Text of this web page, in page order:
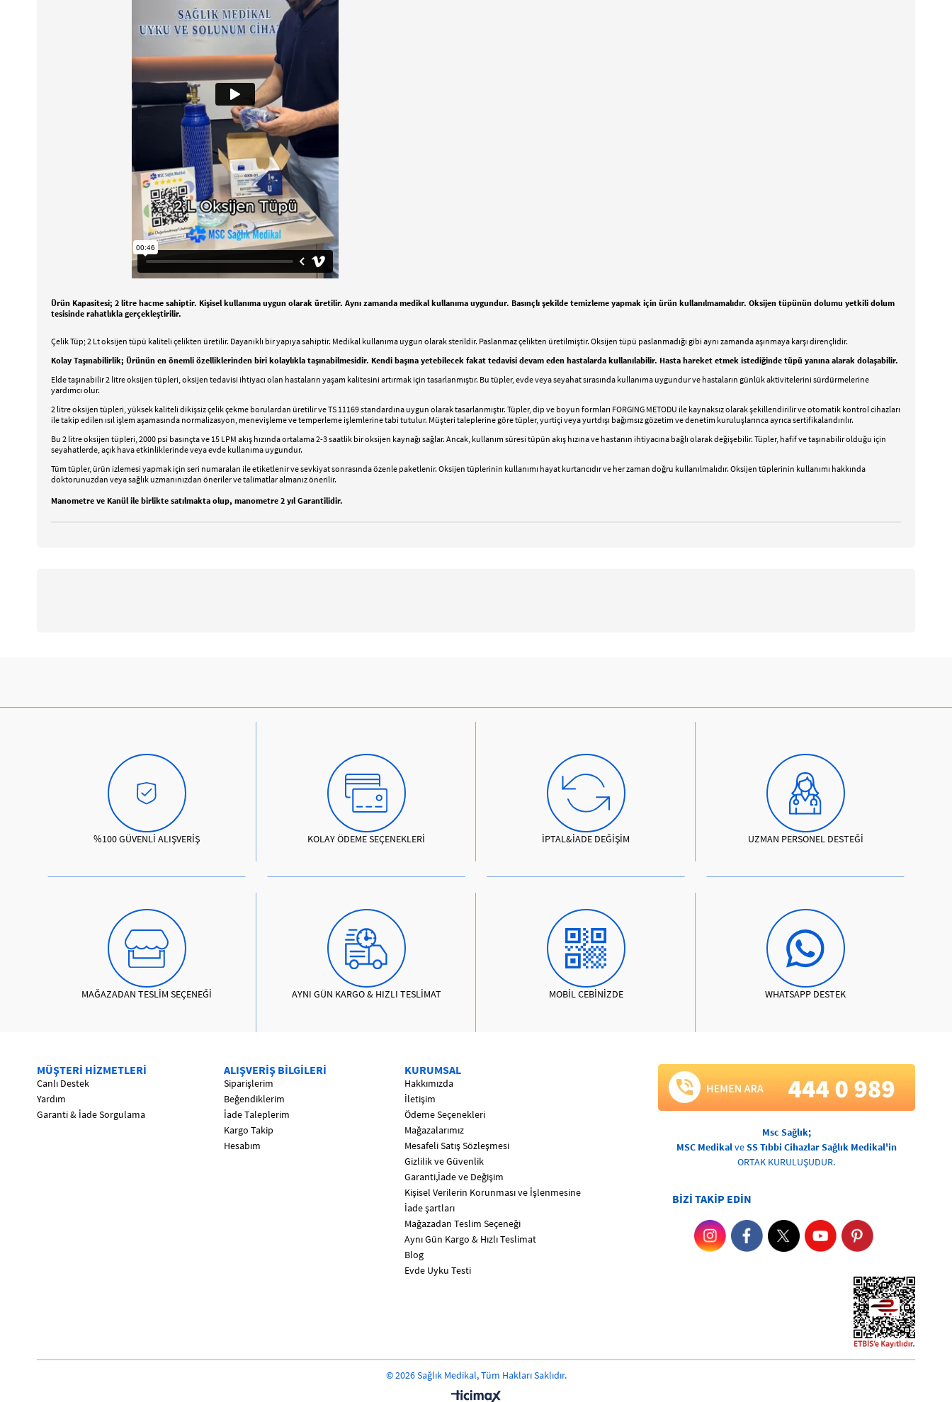
Ürün Kapasitesi; 2 litre hacme sahiptir. Kişisel kullanıma uygun olarak üretilir. Aynı zamanda medikal kullanıma uygundur. Basınçlı şekilde temizleme yapmak için ürün kullanılmamalıdır. Oksijen tüpünün dolumu yetkili dolum
tesisinde rahatlıkla gerçekleştirilir.
Çelik Tüp; 2 Lt oksijen tüpü kaliteli çelikten üretilir. Dayanıklı bir yapıya sahiptir. Medikal kullanıma uygun olarak sterildir. Paslanmaz çelikten üretilmiştir. Oksijen tüpü paslanmadığı gibi aynı zamanda aşınmaya karşı dirençlidir.
Kolay Taşınabilirlik; Ürünün en önemli özelliklerinden biri kolaylıkla taşınabilmesidir. Kendi başına yetebilecek fakat tedavisi devam eden hastalarda kullanılabilir. Hasta hareket etmek istediğinde tüpü yanına alarak dolaşabilir.
Elde taşınabilir 2 litre oksijen tüpleri, oksijen tedavisi ihtiyacı olan hastaların yaşam kalitesini artırmak için tasarlanmıştır. Bu tüpler, evde veya seyahat sırasında kullanıma uygundur ve hastaların günlük aktivitelerini sürdürmelerine
yardımcı olur.
2 litre oksijen tüpleri, yüksek kaliteli dikişsiz çelik çekme borulardan üretilir ve TS 11169 standardına uygun olarak tasarlanmıştır. Tüpler, dip ve boyun formları FORGING METODU ile kaynaksız olarak şekillendirilir ve otomatik kontrol cihazları
ile takip edilen ısıl işlem aşamasında normalizasyon, menevişleme ve temperleme işlemlerine tabi tutulur. Müşteri taleplerine göre tüpler, yurtiçi veya yurtdışı bağımsız gözetim ve denetim kuruluşlarınca ayrıca sertifikalandırılır.
Bu 2 litre oksijen tüpleri, 2000 psi basınçta ve 15 LPM akış hızında ortalama 2-3 saatlik bir oksijen kaynağı sağlar. Ancak, kullanım süresi tüpün akış hızına ve hastanın ihtiyacına bağlı olarak değişebilir. Tüpler, hafif ve taşınabilir olduğu için
seyahatlerde, açık hava etkinliklerinde veya evde kullanıma uygundur.
Tüm tüpler, ürün izlemesi yapmak için seri numaraları ile etiketlenir ve sevkiyat sonrasında özenle paketlenir. Oksijen tüplerinin kullanımı hayat kurtarıcıdır ve her zaman doğru kullanılmalıdır. Oksijen tüplerinin kullanımı hakkında
doktorunuzdan veya sağlık uzmanınızdan öneriler ve talimatlar almanız önerilir.
Manometre ve Kanül ile birlikte satılmakta olup, manometre 2 yıl Garantilidir.
%100 GÜVENLİ ALIŞVERİŞ KOLAY ÖDEME SEÇENEKLERİ İPTAL&İADE DEĞİŞİM UZMAN PERSONEL DESTEĞİ
MAĞAZADAN TESLİM SEÇENEĞİ AYNI GÜN KARGO & HIZLI TESLİMAT MOBİL CEBİNİZDE WHATSAPP DESTEK
MÜŞTERİ HİZMETLERİ
Canlı Destek
Yardım
Garanti & İade Sorgulama
ALIŞVERİŞ BİLGİLERİ
Siparişlerim
Beğendiklerim
İade Taleplerim
Kargo Takip
Hesabım
KURUMSAL
Hakkımızda
İletişim
Ödeme Seçenekleri
Mağazalarımız
Mesafeli Satış Sözleşmesi
Gizlilik ve Güvenlik
Garanti,İade ve Değişim
Kişisel Verilerin Korunması ve İşlenmesine
İade şartları
Mağazadan Teslim Seçeneği
Aynı Gün Kargo & Hızlı Teslimat
Blog
Evde Uyku Testi
Msc Sağlık;
MSC MedikalveSS Tıbbi Cihazlar Sağlık Medikal'in
ORTAK KURULUŞUDUR.
BİZİ TAKİP EDİN
© 2026 Sağlık Medikal, Tüm Hakları Saklıdır.